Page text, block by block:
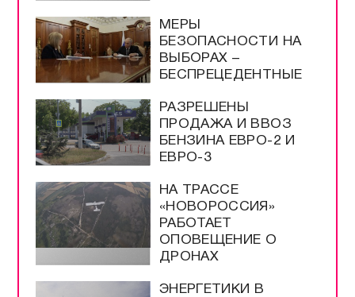
МЕРЫ
БЕЗОПАСНОСТИ НА
ВЫБОРАХ –
БЕСПРЕЦЕДЕНТНЫЕ
РАЗРЕШЕНЫ
ПРОДАЖА И ВВОЗ
БЕНЗИНА ЕВРО-2 И
ЕВРО-3
НА ТРАССЕ
«НОВОРОССИЯ»
РАБОТАЕТ
ОПОВЕЩЕНИЕ О
ДРОНАХ
ЭНЕРГЕТИКИ В